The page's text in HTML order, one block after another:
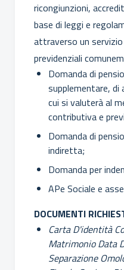
ricongiunzioni,
base di leggi e
attraverso un
previdenziali
Domanda di
supplementare,
cui si valuterà al
contributiva e
Domanda di
indiretta;
Domanda per
APe Sociale e
DOCUMENTI
Carta D'identità
Matrimonio Data
Separazione